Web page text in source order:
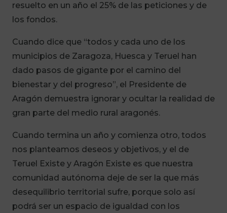
resuelto en un año el 25% de las peticiones y de
los fondos.
Cuando dice que “todos y cada uno de los
municipios de Zaragoza, Huesca y Teruel han
dado pasos de gigante por el camino del
bienestar y del progreso”, el Presidente de
Aragón demuestra ignorar y ocultar la realidad de
gran parte del medio rural aragonés.
Cuando termina un año y comienza otro, todos
nos planteamos deseos y objetivos, y el de
Teruel Existe y Aragón Existe es que nuestra
comunidad autónoma deje de ser la que más
desequilibrio territorial sufre, porque solo así
podrá ser un espacio de igualdad con los